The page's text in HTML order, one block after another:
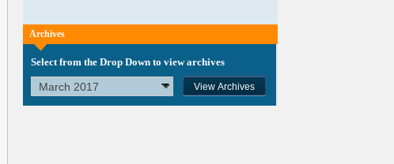
Archives
Select from the Drop Down to view archives